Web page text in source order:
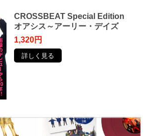
CROSSBEAT Special Edition
オアシス～アーリー・デイズ
1,320円
詳しく見る